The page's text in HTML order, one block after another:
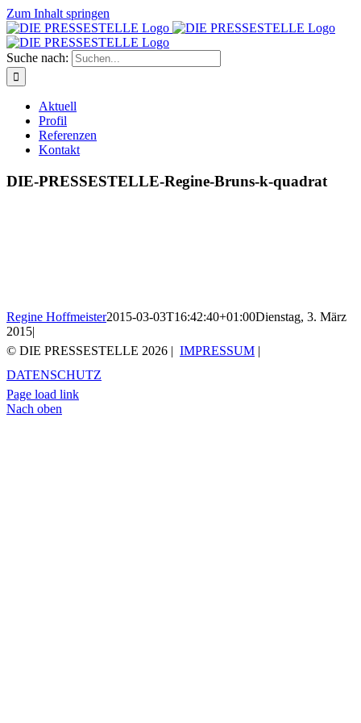
Zum Inhalt springen
Suche nach:
Aktuell
Profil
Referenzen
Kontakt
DIE-PRESSESTELLE-Regine-Bruns-k-quadrat
Regine Hoffmeister2015-03-03T16:42:40+01:00Dienstag, 3. März
2015|
© DIE PRESSESTELLE 2026 | IMPRESSUM |
DATENSCHUTZ
Page load link
Nach oben